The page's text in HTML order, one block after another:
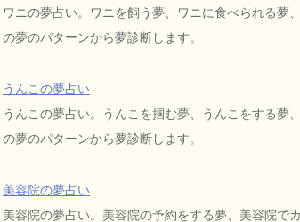
ワニの夢占い。ワニを飼う夢、ワニに食べられる夢
の夢のパターンから夢診断します。
うんこの夢占い
うんこの夢占い。うんこを掴む夢、うんこをする夢
の夢のパターンから夢診断します。
美容院の夢占い
美容院の夢占い。美容院の予約をする夢、美容院で